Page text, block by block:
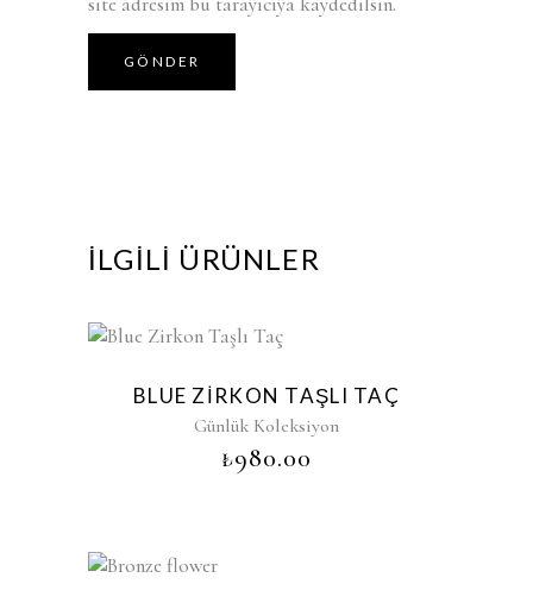
İLGILI ÜRÜNLER
BLUE ZIRKON TAŞLI TAÇ
Günlük Koleksiyon
₺980.00